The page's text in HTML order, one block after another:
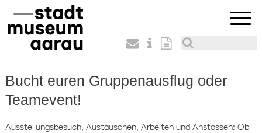
Bucht euren Gruppenausflug oder
Teamevent!
Ausstellungsbesuch, Austauschen, Arbeiten und Anstossen: Ob